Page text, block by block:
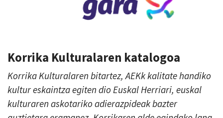
Korrika Kulturalaren katalogoa
Korrika Kulturalaren bitartez, AEKk kalitate handiko
kultur eskaintza egiten dio Euskal Herriari, euskal
kulturaren askotariko adierazpideak bazter